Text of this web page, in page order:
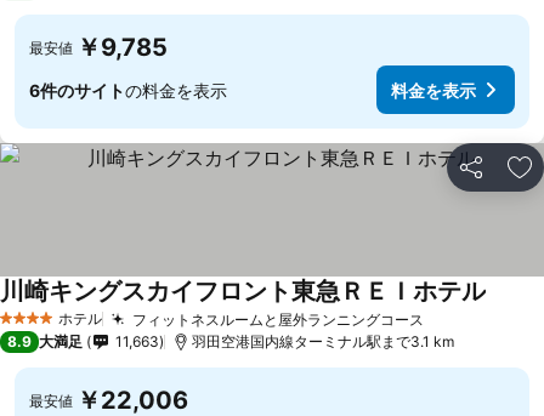
最安値 ￥9,785
6件のサイトの料金を表示 料金を表示
シェア お
4 ホテルのランク
ホテル フィットネスルームと屋外ランニングコース
川崎キングスカイフロント東急ＲＥＩホテル
8.9 大満足 11,663 羽田空港国内線ターミナル駅まで3.1 km
最安値 ￥22,006